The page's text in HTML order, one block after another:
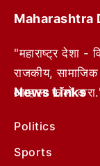
Maharashtra
"महाराष्ट्र देशा -
राजकीय,
आम्हाला फॉलो
News Links
Politics
Sports